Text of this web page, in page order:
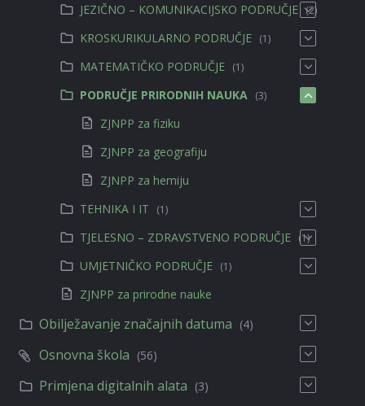
JEZIČNO – KOMUNIKACIJSKO PODRUČJE (2)
KROSKURIKULARNO PODRUČJE (1)
MATEMATIČKO PODRUČJE (1)
PODRUČJE PRIRODNIH NAUKA (3)
ZJNPP za fiziku
ZJNPP za geografiju
ZJNPP za hemiju
TEHNIKA I IT
(1)
TJELESNO – ZDRAVSTVENO PODRUČJE (1)
UMJETNIČKO PODRUČJE (1)
ZJNPP za prirodne nauke
Obilježavanje značajnih datuma (4)
Osnovna škola (56)
Primjena digitalnih alata (3)